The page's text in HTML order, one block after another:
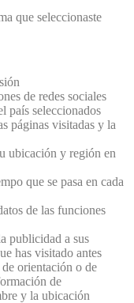
que seleccionaste
de redes sociales
país seleccionados
páginas visitadas y la
ubicación y región en
que se pasa en cada
de las funciones
publicidad a sus
has visitado antes
orientación o de
de
y la ubicación